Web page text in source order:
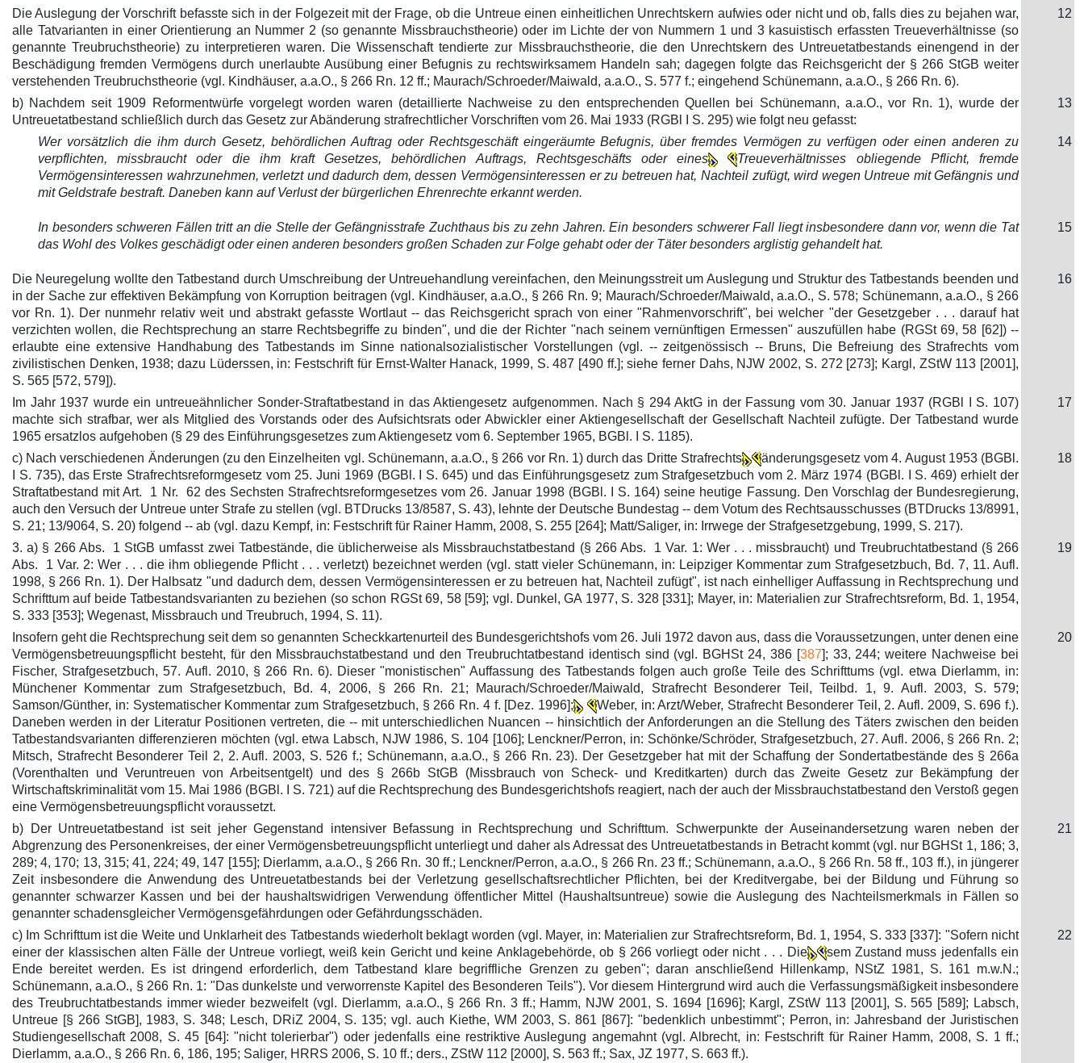
Die Auslegung der Vorschrift befasste sich in der Folgezeit mit der Frage, ob die Untreue einen einheitlichen Unrechtskern aufwies oder nicht und ob, falls dies zu bejahen war,
alle Tatvarianten in einer Orientierung an Nummer 2 (so genannte Missbrauchstheorie) oder im Lichte der von Nummern 1 und 3 kasuistisch erfassten Treueverhältnisse (so
genannte Treubruchstheorie) zu interpretieren waren. Die Wissenschaft tendierte zur Missbrauchstheorie, die den Unrechtskern des Untreuetatbestands einengend in der
Beschädigung fremden Vermögens durch unerlaubte Ausübung einer Befugnis zu rechtswirksamem Handeln sah; dagegen folgte das Reichsgericht der § 266 StGB weiter
verstehenden Treubruchstheorie (vgl. Kindhäuser, a.a.O., § 266 Rn. 12 ff.; Maurach/Schroeder/Maiwald, a.a.O., S. 577 f.; eingehend Schünemann, a.a.O., § 266 Rn. 6).
12
b) Nachdem seit 1909 Reformentwürfe vorgelegt worden waren (detaillierte Nachweise zu den entsprechenden Quellen bei Schünemann, a.a.O., vor Rn. 1), wurde der
Untreuetatbestand schließlich durch das Gesetz zur Abänderung strafrechtlicher Vorschriften vom 26. Mai 1933 (RGBl I S. 295) wie folgt neu gefasst:
13
Wer vorsätzlich die ihm durch Gesetz, behördlichen Auftrag oder Rechtsgeschäft eingeräumte Befugnis, über fremdes Vermögen zu verfügen oder einen anderen zu
verpflichten, missbraucht oder die ihm kraft Gesetzes, behördlichen Auftrags, Rechtsgeschäfts oder eines
Treueverhältnisses obliegende Pflicht, fremde
Vermögensinteressen wahrzunehmen, verletzt und dadurch dem, dessen Vermögensinteressen er zu betreuen hat, Nachteil zufügt, wird wegen Untreue mit Gefängnis und
mit Geldstrafe bestraft. Daneben kann auf Verlust der bürgerlichen Ehrenrechte erkannt werden.
14
In besonders schweren Fällen tritt an die Stelle der Gefängnisstrafe Zuchthaus bis zu zehn Jahren. Ein besonders schwerer Fall liegt insbesondere dann vor, wenn die Tat
das Wohl des Volkes geschädigt oder einen anderen besonders großen Schaden zur Folge gehabt oder der Täter besonders arglistig gehandelt hat.
15
Die Neuregelung wollte den Tatbestand durch Umschreibung der Untreuehandlung vereinfachen, den Meinungsstreit um Auslegung und Struktur des Tatbestands beenden und
in der Sache zur effektiven Bekämpfung von Korruption beitragen (vgl. Kindhäuser, a.a.O., § 266 Rn. 9; Maurach/Schroeder/Maiwald, a.a.O., S. 578; Schünemann, a.a.O., § 266
vor Rn. 1). Der nunmehr relativ weit und abstrakt gefasste Wortlaut -- das Reichsgericht sprach von einer "Rahmenvorschrift", bei welcher "der Gesetzgeber . . . darauf hat
verzichten wollen, die Rechtsprechung an starre Rechtsbegriffe zu binden", und die der Richter "nach seinem vernünftigen Ermessen" auszufüllen habe (RGSt 69, 58 [62]) --
erlaubte eine extensive Handhabung des Tatbestands im Sinne nationalsozialistischer Vorstellungen (vgl. -- zeitgenössisch -- Bruns, Die Befreiung des Strafrechts vom
zivilistischen Denken, 1938; dazu Lüderssen, in: Festschrift für Ernst-Walter Hanack, 1999, S. 487 [490 ff.]; siehe ferner Dahs, NJW 2002, S. 272 [273]; Kargl, ZStW 113 [2001],
S. 565 [572, 579]).
16
Im Jahr 1937 wurde ein untreueähnlicher Sonder-Straftatbestand in das Aktiengesetz aufgenommen. Nach § 294 AktG in der Fassung vom 30. Januar 1937 (RGBl I S. 107)
machte sich strafbar, wer als Mitglied des Vorstands oder des Aufsichtsrats oder Abwickler einer Aktiengesellschaft der Gesellschaft Nachteil zufügte. Der Tatbestand wurde
1965 ersatzlos aufgehoben (§ 29 des Einführungsgesetzes zum Aktiengesetz vom 6. September 1965, BGBl. I S. 1185).
17
c) Nach verschiedenen Änderungen (zu den Einzelheiten vgl. Schünemann, a.a.O., § 266 vor Rn. 1) durch das Dritte Strafrechts
änderungsgesetz vom 4. August 1953 (BGBl.
I S. 735), das Erste Strafrechtsreformgesetz vom 25. Juni 1969 (BGBl. I S. 645) und das Einführungsgesetz zum Strafgesetzbuch vom 2. März 1974 (BGBl. I S. 469) erhielt der
Straftatbestand mit Art. 1 Nr. 62 des Sechsten Strafrechtsreformgesetzes vom 26. Januar 1998 (BGBl. I S. 164) seine heutige Fassung. Den Vorschlag der Bundesregierung,
auch den Versuch der Untreue unter Strafe zu stellen (vgl. BTDrucks 13/8587, S. 43), lehnte der Deutsche Bundestag -- dem Votum des Rechtsausschusses (BTDrucks 13/8991,
S. 21; 13/9064, S. 20) folgend -- ab (vgl. dazu Kempf, in: Festschrift für Rainer Hamm, 2008, S. 255 [264]; Matt/Saliger, in: Irrwege der Strafgesetzgebung, 1999, S. 217).
18
3. a) § 266 Abs. 1 StGB umfasst zwei Tatbestände, die üblicherweise als Missbrauchstatbestand (§ 266 Abs. 1 Var. 1: Wer . . . missbraucht) und Treubruchtatbestand (§ 266
Abs. 1 Var. 2: Wer . . . die ihm obliegende Pflicht . . . verletzt) bezeichnet werden (vgl. statt vieler Schünemann, in: Leipziger Kommentar zum Strafgesetzbuch, Bd. 7, 11. Aufl.
1998, § 266 Rn. 1). Der Halbsatz "und dadurch dem, dessen Vermögensinteressen er zu betreuen hat, Nachteil zufügt", ist nach einhelliger Auffassung in Rechtsprechung und
Schrifttum auf beide Tatbestandsvarianten zu beziehen (so schon RGSt 69, 58 [59]; vgl. Dunkel, GA 1977, S. 328 [331]; Mayer, in: Materialien zur Strafrechtsreform, Bd. 1, 1954,
S. 333 [353]; Wegenast, Missbrauch und Treubruch, 1994, S. 11).
19
Insofern geht die Rechtsprechung seit dem so genannten Scheckkartenurteil des Bundesgerichtshofs vom 26. Juli 1972 davon aus, dass die Voraussetzungen, unter denen eine
Vermögensbetreuungspflicht besteht, für den Missbrauchstatbestand und den Treubruchtatbestand identisch sind (vgl. BGHSt 24, 386 [387]; 33, 244; weitere Nachweise bei
Fischer, Strafgesetzbuch, 57. Aufl. 2010, § 266 Rn. 6). Dieser "monistischen" Auffassung des Tatbestands folgen auch große Teile des Schrifttums (vgl. etwa Dierlamm, in:
Münchener Kommentar zum Strafgesetzbuch, Bd. 4, 2006, § 266 Rn. 21; Maurach/Schroeder/Maiwald, Strafrecht Besonderer Teil, Teilbd. 1, 9. Aufl. 2003, S. 579;
Samson/Günther, in: Systematischer Kommentar zum Strafgesetzbuch, § 266 Rn. 4 f. [Dez. 1996];
Weber, in: Arzt/Weber, Strafrecht Besonderer Teil, 2. Aufl. 2009, S. 696 f.).
Daneben werden in der Literatur Positionen vertreten, die -- mit unterschiedlichen Nuancen -- hinsichtlich der Anforderungen an die Stellung des Täters zwischen den beiden
Tatbestandsvarianten differenzieren möchten (vgl. etwa Labsch, NJW 1986, S. 104 [106]; Lenckner/Perron, in: Schönke/Schröder, Strafgesetzbuch, 27. Aufl. 2006, § 266 Rn. 2;
Mitsch, Strafrecht Besonderer Teil 2, 2. Aufl. 2003, S. 526 f.; Schünemann, a.a.O., § 266 Rn. 23). Der Gesetzgeber hat mit der Schaffung der Sondertatbestände des § 266a
(Vorenthalten und Veruntreuen von Arbeitsentgelt) und des § 266b StGB (Missbrauch von Scheck- und Kreditkarten) durch das Zweite Gesetz zur Bekämpfung der
Wirtschaftskriminalität vom 15. Mai 1986 (BGBl. I S. 721) auf die Rechtsprechung des Bundesgerichtshofs reagiert, nach der auch der Missbrauchstatbestand den Verstoß gegen
eine Vermögensbetreuungspflicht voraussetzt.
20
b) Der Untreuetatbestand ist seit jeher Gegenstand intensiver Befassung in Rechtsprechung und Schrifttum. Schwerpunkte der Auseinandersetzung waren neben der
Abgrenzung des Personenkreises, der einer Vermögensbetreuungspflicht unterliegt und daher als Adressat des Untreuetatbestands in Betracht kommt (vgl. nur BGHSt 1, 186; 3,
289; 4, 170; 13, 315; 41, 224; 49, 147 [155]; Dierlamm, a.a.O., § 266 Rn. 30 ff.; Lenckner/Perron, a.a.O., § 266 Rn. 23 ff.; Schünemann, a.a.O., § 266 Rn. 58 ff., 103 ff.), in jüngerer
Zeit insbesondere die Anwendung des Untreuetatbestands bei der Verletzung gesellschaftsrechtlicher Pflichten, bei der Kreditvergabe, bei der Bildung und Führung so
genannter schwarzer Kassen und bei der haushaltswidrigen Verwendung öffentlicher Mittel (Haushaltsuntreue) sowie die Auslegung des Nachteilsmerkmals in Fällen so
genannter schadensgleicher Vermögensgefährdungen oder Gefährdungsschäden.
21
c) Im Schrifttum ist die Weite und Unklarheit des Tatbestands wiederholt beklagt worden (vgl. Mayer, in: Materialien zur Strafrechtsreform, Bd. 1, 1954, S. 333 [337]: "Sofern nicht
einer der klassischen alten Fälle der Untreue vorliegt, weiß kein Gericht und keine Anklagebehörde, ob § 266 vorliegt oder nicht . . . Die
sem Zustand muss jedenfalls ein
Ende bereitet werden. Es ist dringend erforderlich, dem Tatbestand klare begriffliche Grenzen zu geben"; daran anschließend Hillenkamp, NStZ 1981, S. 161 m.w.N.;
Schünemann, a.a.O., § 266 Rn. 1: "Das dunkelste und verworrenste Kapitel des Besonderen Teils"). Vor diesem Hintergrund wird auch die Verfassungsmäßigkeit insbesondere
des Treubruchtatbestands immer wieder bezweifelt (vgl. Dierlamm, a.a.O., § 266 Rn. 3 ff.; Hamm, NJW 2001, S. 1694 [1696]; Kargl, ZStW 113 [2001], S. 565 [589]; Labsch,
Untreue [§ 266 StGB], 1983, S. 348; Lesch, DRiZ 2004, S. 135; vgl. auch Kiethe, WM 2003, S. 861 [867]: "bedenklich unbestimmt"; Perron, in: Jahresband der Juristischen
Studiengesellschaft 2008, S. 45 [64]: "nicht tolerierbar") oder jedenfalls eine restriktive Auslegung angemahnt (vgl. Albrecht, in: Festschrift für Rainer Hamm, 2008, S. 1 ff.;
Dierlamm, a.a.O., § 266 Rn. 6, 186, 195; Saliger, HRRS 2006, S. 10 ff.; ders., ZStW 112 [2000], S. 563 ff.; Sax, JZ 1977, S. 663 ff.).
22